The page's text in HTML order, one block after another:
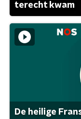
terecht kwam
De heilige